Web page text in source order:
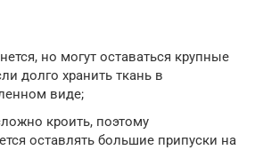
но могут оставаться крупные
долго хранить ткань в
виде;
кроить, поэтому
оставлять большие припуски на